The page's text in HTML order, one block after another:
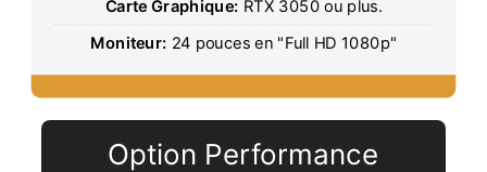
Carte Graphique: RTX 3050 ou plus.
Moniteur: 24 pouces en "Full HD 1080p"
Option Performance